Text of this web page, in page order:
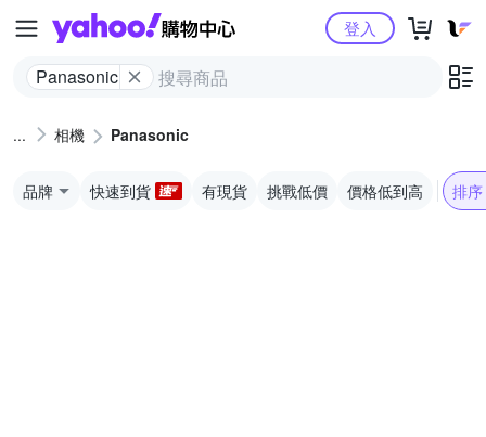
Yahoo購物中心
Panasonic
登入
相機 Panasonic
品牌 快速到貨 有現貨 挑戰低價 價格低到高 排序